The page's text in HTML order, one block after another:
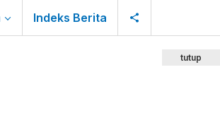
Indeks Berita
tutup